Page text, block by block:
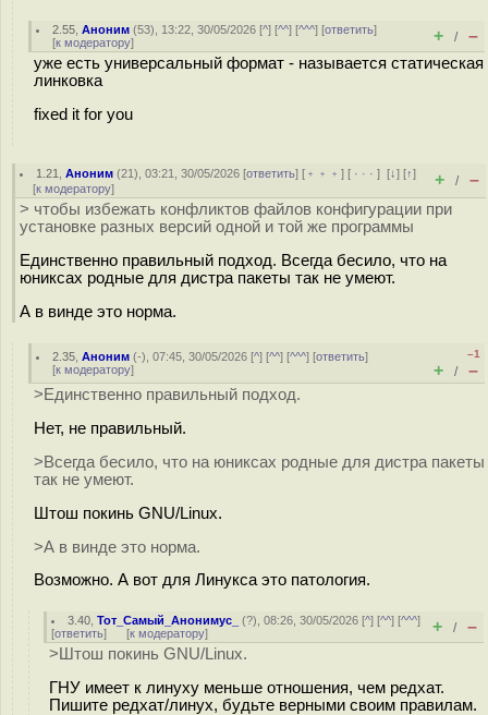
2.55 ,Аноним (53), 13:22, 30/05/2026 [^] [^^] [^^^] [ответить]
[к модератору] + / –
уже есть универсальный формат - называется статическая
линковка
fixed it for you
1.21 ,Аноним (21), 03:21, 30/05/2026 [ответить] [ ﹢﹢﹢] [ · · ·][↓] [↑]
[к модератору] + / –
> чтобы избежать конфликтов файлов конфигурации при
установке разных версий одной и той же программы
Единственно правильный подход. Всегда бесило, что на
юниксах родные для дистра пакеты так не умеют.
А в винде это норма.
2.35 ,Аноним (-), 07:45, 30/05/2026 [^] [^^] [^^^] [ответить]
[к модератору]
–1
+ / –
>Единственно правильный подход.
Нет, не правильный.
>Всегда бесило, что на юниксах родные для дистра пакеты
так не умеют.
Штош покинь GNU/Linux.
>А в винде это норма.
Возможно. А вот для Линукса это патология.
3.40 ,Тот_Самый_Анонимус_ (?), 08:26, 30/05/2026 [^] [^^] [^^^]
[ответить] [к модератору] + / –
>Штош покинь GNU/Linux.
ГНУ имеет к линуху меньше отношения, чем редхат.
Пишите редхат/линух, будьте верными своим правилам.